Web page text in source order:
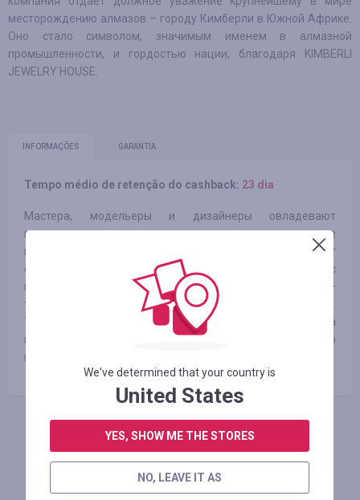
месторождению алмазов – городу Кимберли в Южной Африке.
Оно стало символом, значимым именем в алмазной
промышленности, и гордостью нации, благодаря KIMBERLI
JEWELRY HOUSE.
INFORMAÇÕES GARANTIA
Tempo médio de retenção do cashback: 23 dia
Мастера, модельеры и дизайнеры овладевают
пожизненным навыком создавать эталонные дорогие
ювелирные украшения, постоянно повышают и закаляют
свой уровень. Безупречная школа обучения с
многолетним опытом дает лучшую базу, а дальше –
только любовь, талант и желание работать на будущее.
Техника создателей за 15 лет доведена до совершенства
в плане качественного соответствия и необычного
подхода к созданию дизайн-проектов.
FAÇA LOGIN PARA DEIXAR UM COMENTÁRIO
We've determined that your country is
United States
YES, SHOW ME THE STORES
NO, LEAVE IT AS